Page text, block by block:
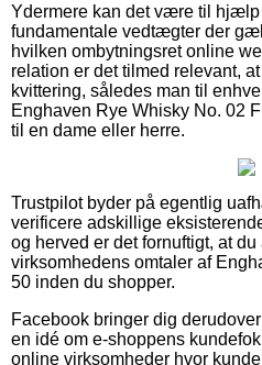
Ydermere kan det være til hjælp
fundamentale vedtægter der
hvilken ombytningsret online
relation er det tilmed relevant,
kvittering, således man til
Enghaven Rye Whisky No. 02
til en dame eller herre.
Trustpilot byder på egentlig
verificere adskillige
og herved er det fornuftigt, at
virksomhedens omtaler af
50 inden du shopper.
Facebook bringer dig
en idé om e-shoppens
online virksomheder hvor